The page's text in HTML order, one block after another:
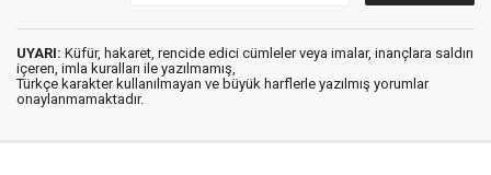
UYARI: Küfür, hakaret, rencide edici cümleler veya imalar, inançlara saldırı
içeren, imla kuralları ile yazılmamış,
Türkçe karakter kullanılmayan ve büyük harflerle yazılmış yorumlar
onaylanmamaktadır.